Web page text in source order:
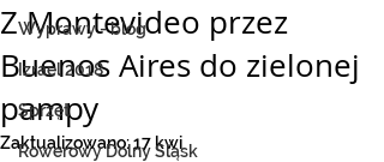
Wyprawy - blog
Izrael 2018
Sprzęt
Rowerowy Dolny Śląsk
Z Montevideo przez
Buenos Aires do zielonej
pampy
Zaktualizowano:17 kwi